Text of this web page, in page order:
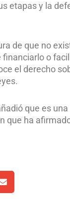
etapas y la
de que no
o
el derecho
que es
que ha